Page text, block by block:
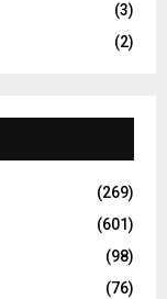
(3)
(2)
(269)
(601)
(98)
(76)